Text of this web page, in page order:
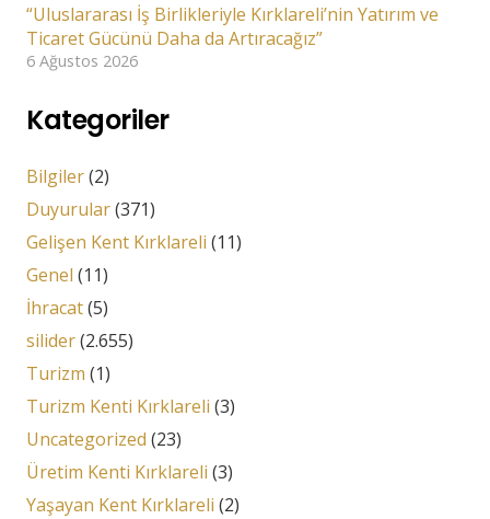
“Uluslararası İş Birlikleriyle Kırklareli’nin Yatırım ve
Ticaret Gücünü Daha da Artıracağız”
6 Ağustos 2026
Kategoriler
Bilgiler(2)
Duyurular(371)
Gelişen Kent Kırklareli (11)
Genel (11)
İhracat(5)
silider(2.655)
Turizm (1)
Turizm Kenti Kırklareli (3)
Uncategorized (23)
Üretim Kenti Kırklareli (3)
Yaşayan Kent Kırklareli (2)